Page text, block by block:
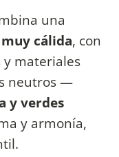
una
cálida, con
y materiales
neutros —
y verdes
y armonía,